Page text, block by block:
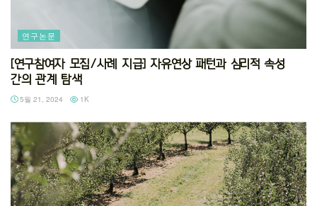
연구논문
[연구참여자 모집/사례 지급] 자유연상 패턴과 심리적 속성
간의 관계 탐색
5월 21, 2024 1K